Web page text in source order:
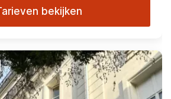
bekijken